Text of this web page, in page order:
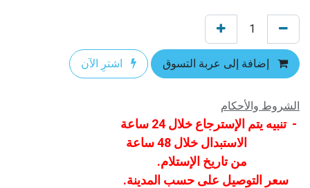
إضافة إلى عربة التسوق اشترِ الآن
الشروط والأحكام
- تنبيه يتم الإسترجاع خلال 24 ساعة
الاستبدال خلال 48 ساعة
من تاريخ الإستلام.
سعر التوصيل على حسب المدينة.